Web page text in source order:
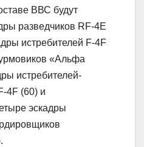
ВВС будут
разведчиков RF-4E
истребителей F-4F
«Альфа
истребителей-
4F (60) и
эскадры